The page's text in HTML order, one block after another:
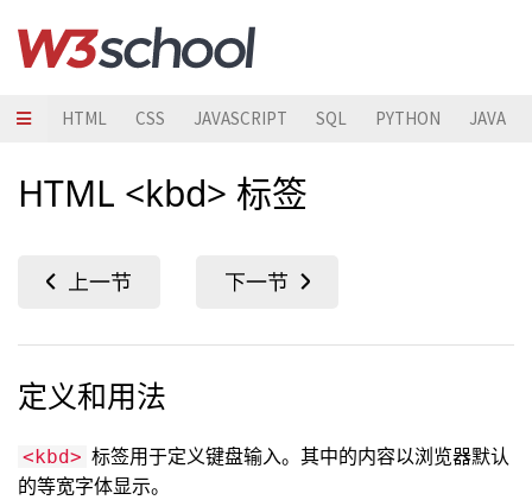
HTML CSS JAVASCRIPT SQL PYTHON JAVA
HTML <kbd> 标签
定义和用法
<kbd> 标签用于定义键盘输入。其中的内容以浏览器默认
的等宽字体显示。